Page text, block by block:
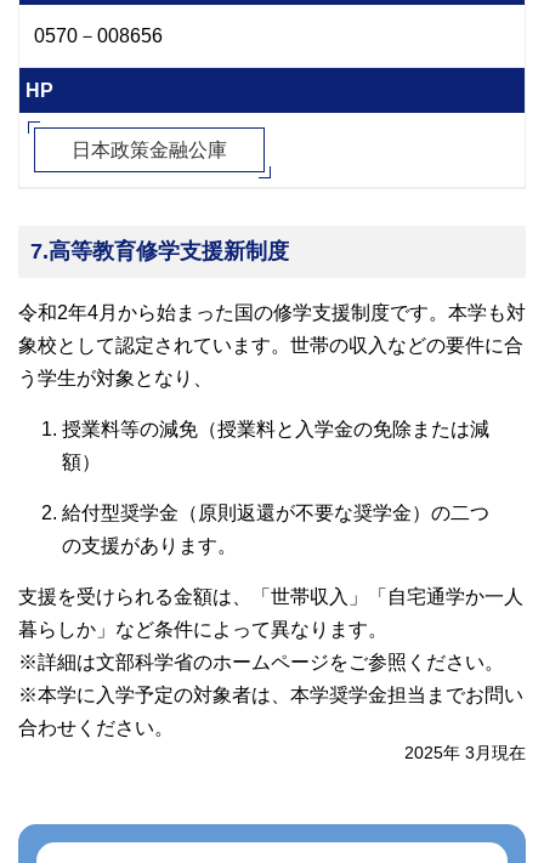
0570－008656
HP
日本政策金融公庫
7.高等教育修学支援新制度
令和2年4月から始まった国の修学支援制度です。本学も対
象校として認定されています。世帯の収入などの要件に合
う学生が対象となり、
授業料等の減免（授業料と入学金の免除または減
額）
給付型奨学金（原則返還が不要な奨学金）の二つ
の支援があります。
支援を受けられる金額は、「世帯収入」「自宅通学か一人
暮らしか」など条件によって異なります。
※詳細は文部科学省のホームページをご参照ください。
※本学に入学予定の対象者は、本学奨学金担当までお問い
合わせください。
2025年 3月現在